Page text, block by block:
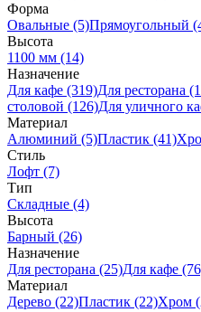
Форма
Овальные (5)Прямоугольный
Высота
1100 мм (14)
Назначение
Для кафе (319)Для ресторана
столовой (126)Для уличного
Материал
Алюминий (5)Пластик (41)
Стиль
Лофт (7)
Тип
Складные (4)
Высота
Барный (26)
Назначение
Для ресторана (25)Для кафе
Материал
Дерево (22)Пластик (22)Хром